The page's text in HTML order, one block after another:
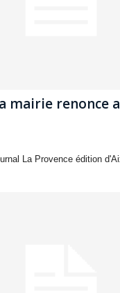
mairie renonce
La Provence édition